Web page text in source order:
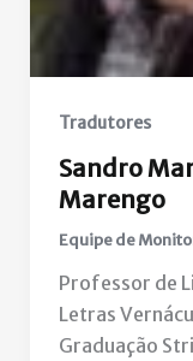
Tradutores
Sandro
Marengo
Equipe de
Professor de
Letras
Graduação